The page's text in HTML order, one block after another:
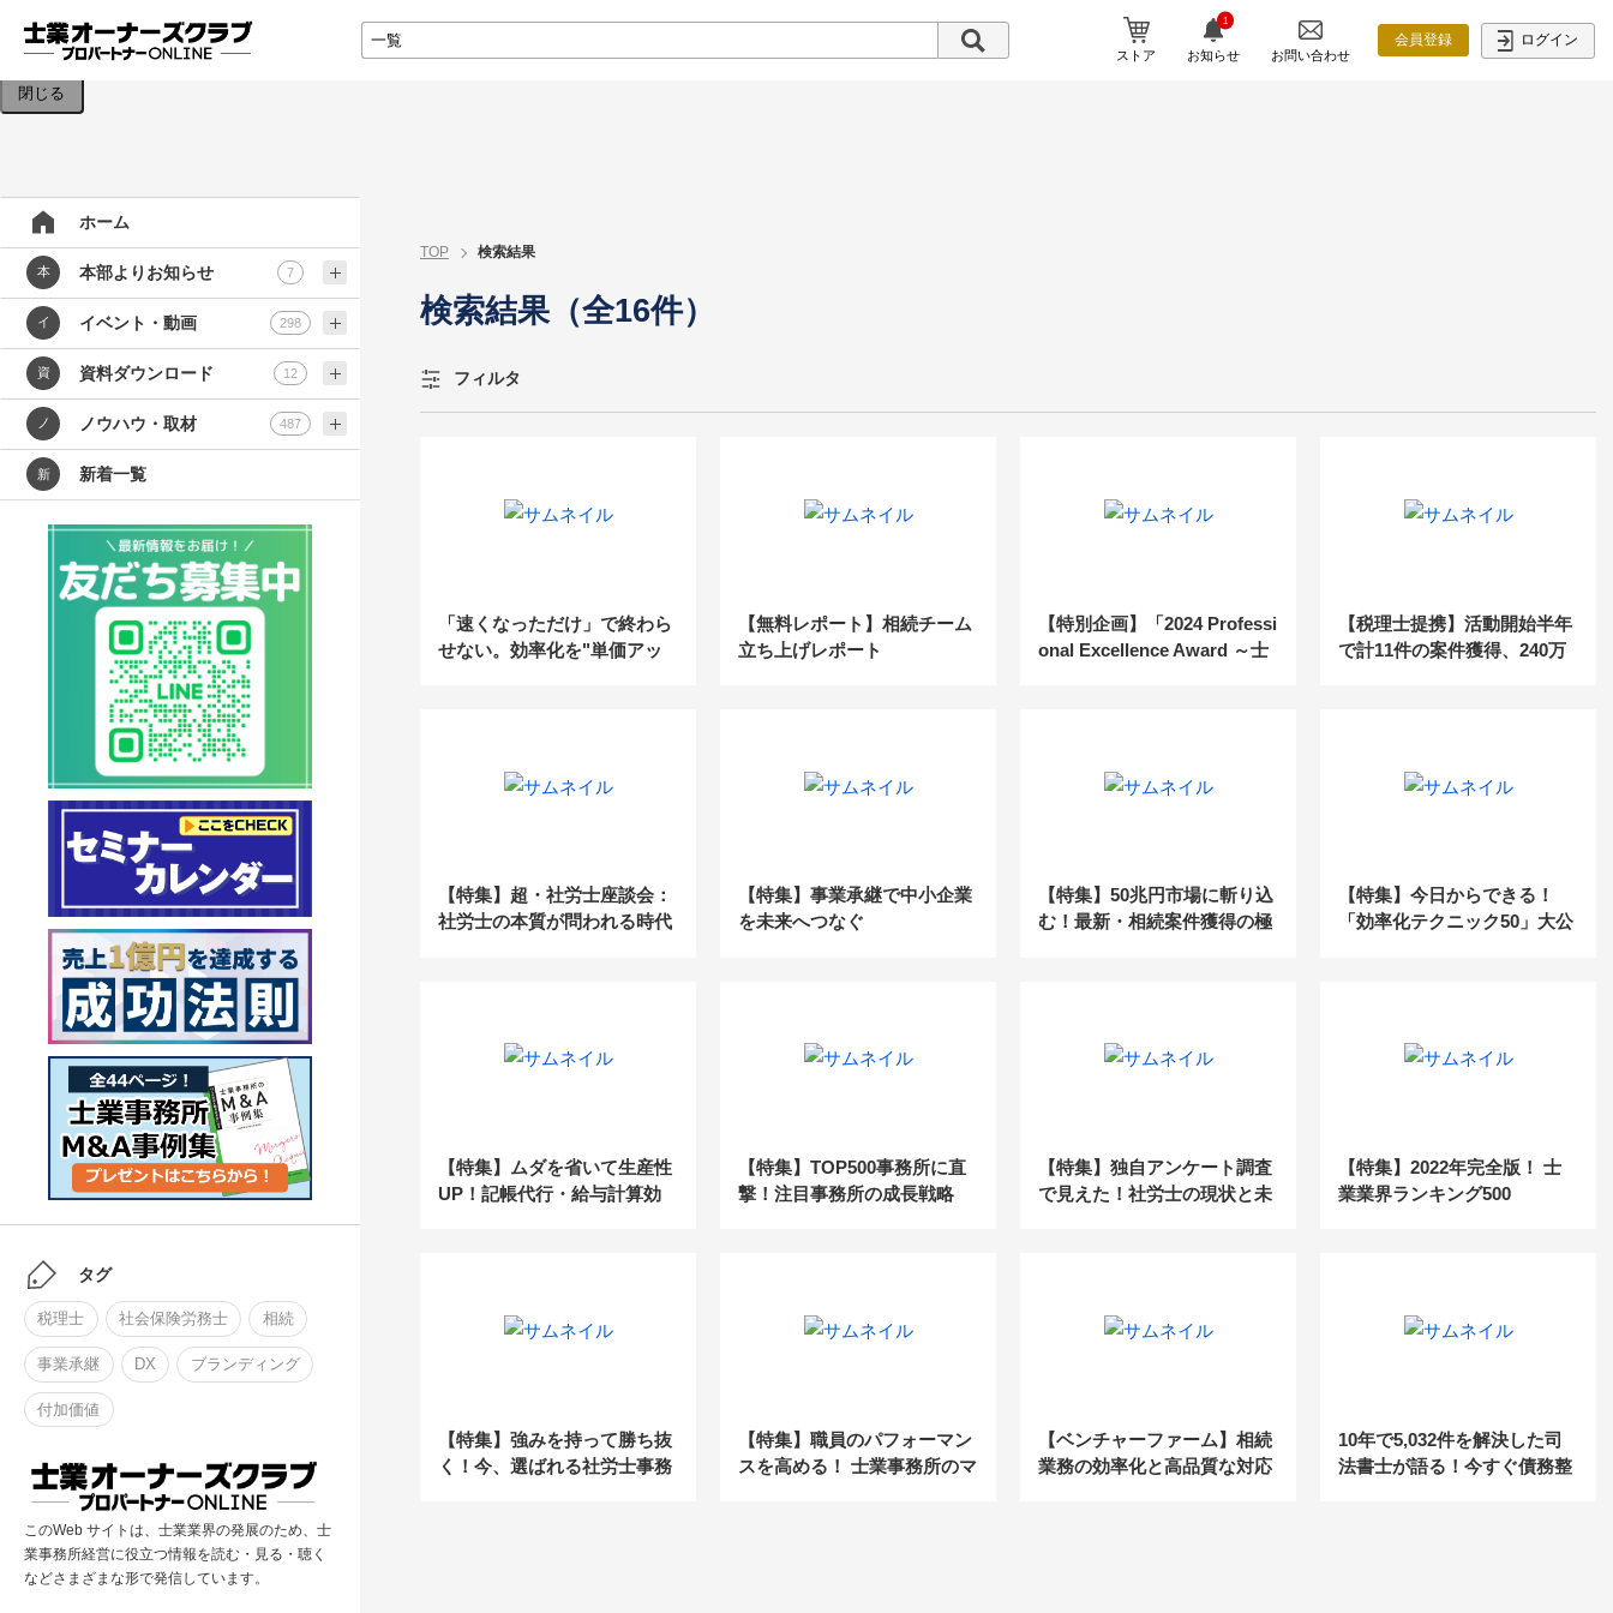
ストア
1
お知らせ お問い合わせ
会員登録 ログイン
検索条件を入力してください。
閉じる
ホーム
本 本部よりお知らせ 7
イ イベント・動画 298
資 資料ダウンロード 12
ノ ノウハウ・取材 487
新 新着一覧
タグ
税理士 社会保険労務士 相続
事業承継 DX ブランディング
付加価値
このWeb サイトは、士業業界の発展のため、士
業事務所経営に役立つ情報を読む・見る・聴く
などさまざまな形で発信しています。
TOP 検索結果
検索結果（全16件）
フィルタ
「速くなっただけ」で終わら
せない。効率化を"単価アッ
【無料レポート】相続チーム
立ち上げレポート
【特別企画】「2024 Professi
onal Excellence Award ～士
【税理士提携】活動開始半年
で計11件の案件獲得、240万
【特集】超・社労士座談会：
社労士の本質が問われる時代
【特集】事業承継で中小企業
を未来へつなぐ
【特集】50兆円市場に斬り込
む！最新・相続案件獲得の極
【特集】今日からできる！
「効率化テクニック50」大公
【特集】ムダを省いて生産性
UP！記帳代行・給与計算効
【特集】TOP500事務所に直
撃！注目事務所の成長戦略
【特集】独自アンケート調査
で見えた！社労士の現状と未
【特集】2022年完全版！ 士
業業界ランキング500
【特集】強みを持って勝ち抜
く！今、選ばれる社労士事務
【特集】職員のパフォーマン
スを高める！ 士業事務所のマ
【ベンチャーファーム】相続
業務の効率化と高品質な対応
10年で5,032件を解決した司
法書士が語る！今すぐ債務整